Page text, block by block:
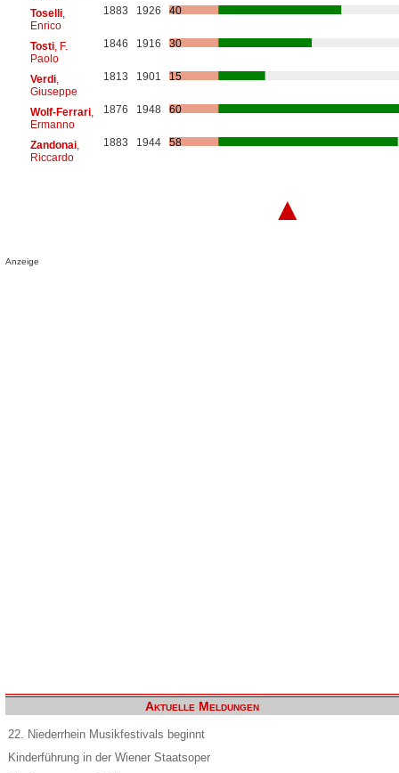
Toselli,
Enrico
1883 1926 40
Tosti, F.
Paolo
1846 1916 30
Verdi,
Giuseppe
1813 1901 15
Wolf-Ferrari,
Ermanno
1876 1948 60
Zandonai,
Riccardo
1883 1944 58
▲
Anzeige
Aktuelle Meldungen
22. Niederrhein Musikfestivals beginnt
Kinderführung in der Wiener Staatsoper